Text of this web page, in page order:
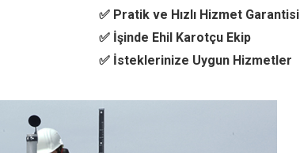
✅ Pratik ve Hızlı Hizmet Garantisi
✅ İşinde Ehil Karotçu Ekip
✅ İsteklerinize Uygun Hizmetler